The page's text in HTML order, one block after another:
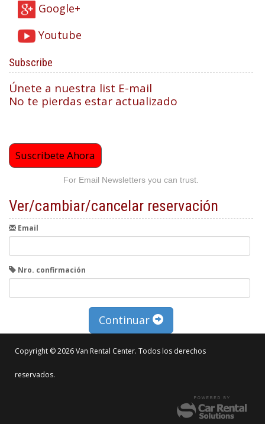
Google+
Youtube
Subscribe
Únete a nuestra list E-mail
No te pierdas estar actualizado
Suscribete Ahora
For Email Newsletters you can trust.
Ver/cambiar/cancelar reservación
Email
Nro. confirmación
Continuar
Copyright © 2026 Van Rental Center. Todos los derechos
reservados.